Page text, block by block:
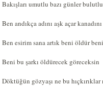
Bakışları umutlu bazı günler bulutlu
Ben andıkça adını aşk açar kanadını
Ben esirim sana artık beni öldür
Beni bu şarkı öldürecek göreceksin
Döktüğün gözyaşı ne bu